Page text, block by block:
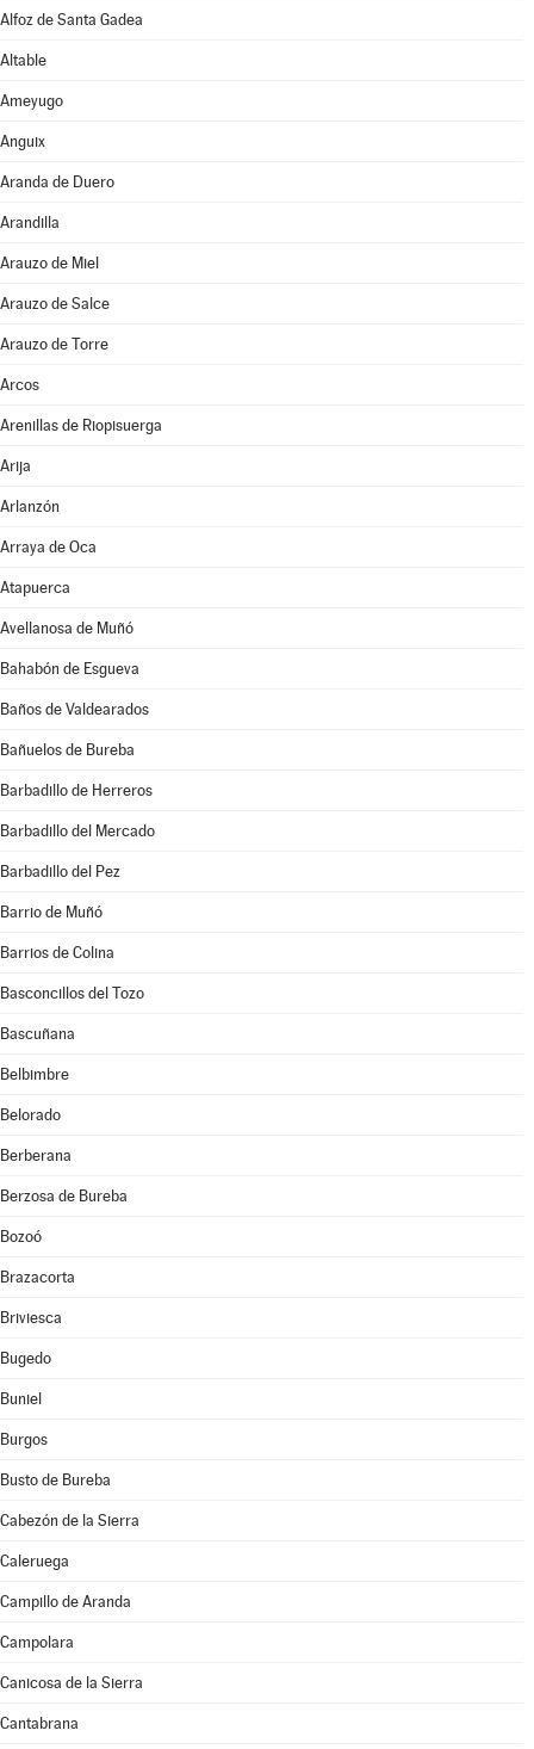
Alfoz de Santa Gadea
Altable
Ameyugo
Anguix
Aranda de Duero
Arandilla
Arauzo de Miel
Arauzo de Salce
Arauzo de Torre
Arcos
Arenillas de Riopisuerga
Arija
Arlanzón
Arraya de Oca
Atapuerca
Avellanosa de Muñó
Bahabón de Esgueva
Baños de Valdearados
Bañuelos de Bureba
Barbadillo de Herreros
Barbadillo del Mercado
Barbadillo del Pez
Barrio de Muñó
Barrios de Colina
Basconcillos del Tozo
Bascuñana
Belbimbre
Belorado
Berberana
Berzosa de Bureba
Bozoó
Brazacorta
Briviesca
Bugedo
Buniel
Burgos
Busto de Bureba
Cabezón de la Sierra
Caleruega
Campillo de Aranda
Campolara
Canicosa de la Sierra
Cantabrana